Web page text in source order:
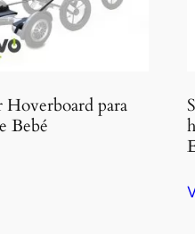
Hoverboard para
Bebé